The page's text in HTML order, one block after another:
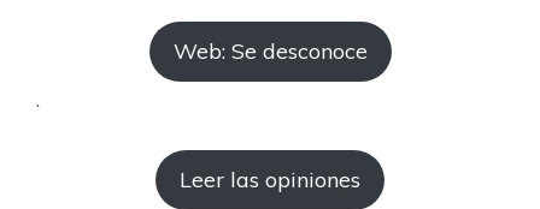
Web: Se desconoce
.
Leer las opiniones